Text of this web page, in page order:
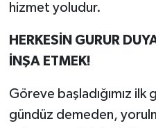
hizmet yoludur.
HERKESİN GURUR
İNŞA ETMEK!
Göreve başladığımız
gündüz demeden,